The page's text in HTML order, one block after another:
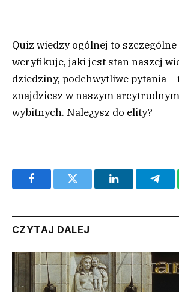
Quiz wiedzy ogólnej to
weryfikuje, jaki jest stan naszej
dziedziny, podchwytliwe pytania –
znajdziesz w naszym
wybitnych. Nale¿ysz do elity?
FacebookTwitter LinkedIn
CZYTAJ DALEJ